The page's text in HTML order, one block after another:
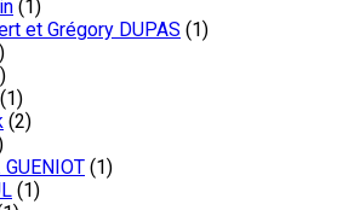
(1)
et Grégory DUPAS (1)
(1)
(2)
GUENIOT (1)
(1)